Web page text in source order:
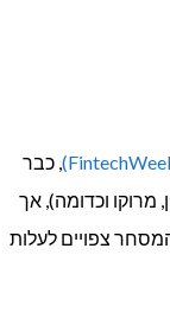
, כבר
מרוקו וכדומה), אך
צפויים לעלות